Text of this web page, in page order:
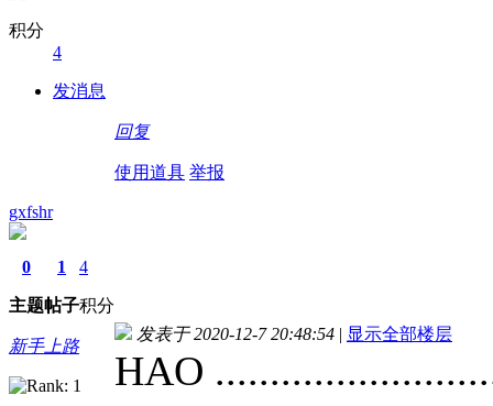
积分
4
发消息
回复
使用道具 举报
gxfshr
0
主题
1
帖子
4
积分
新手上路
发表于 2020-12-7 20:48:54 | 显示全部楼层
HAO